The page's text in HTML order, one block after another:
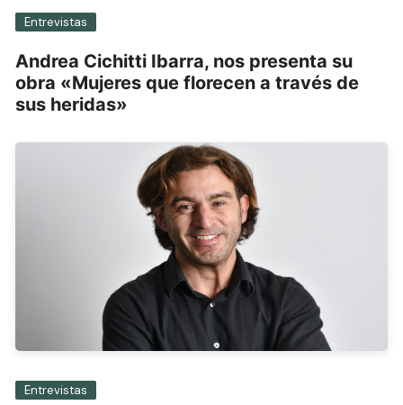
Entrevistas
Andrea Cichitti Ibarra, nos presenta su
obra «Mujeres que florecen a través de
sus heridas»
Entrevistas